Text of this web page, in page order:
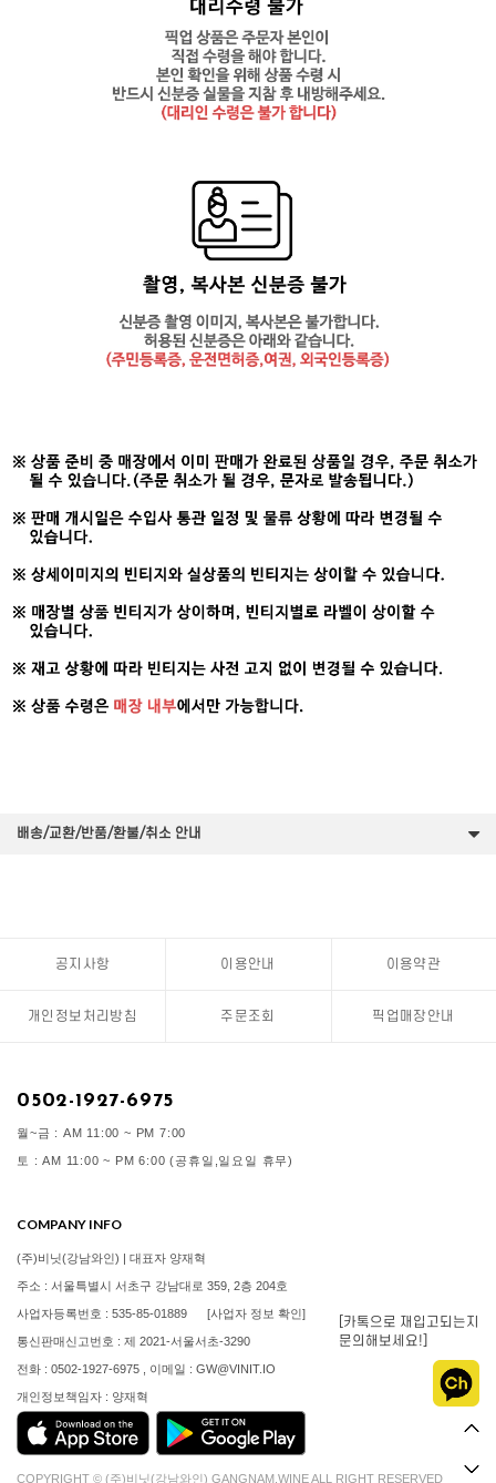
배송/교환/반품/환불/취소 안내
공지사항 이용안내 이용약관
개인정보처리방침 주문조회 픽업매장안내
0502-1927-6975
월~금 : AM 11:00 ~ PM 7:00
토 : AM 11:00 ~ PM 6:00 (공휴일,일요일 휴무)
COMPANY INFO
(주)비닛(강남와인) | 대표자 양재혁
주소 : 서울특별시 서초구 강남대로 359, 2층 204호
사업자등록번호 : 535-85-01889 [사업자 정보 확인]
통신판매신고번호 : 제 2021-서울서초-3290
전화 : 0502-1927-6975 , 이메일 : GW@VINIT.IO
개인정보책임자 : 양재혁
COPYRIGHT © (주)비닛(강남와인) GANGNAM.WINE ALL RIGHT RESERVED
[카톡으로 재입고되는지
문의해보세요!]